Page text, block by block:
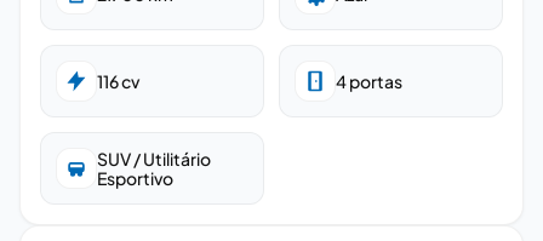
116cv 4portas
SUV / Utilitário
Esportivo